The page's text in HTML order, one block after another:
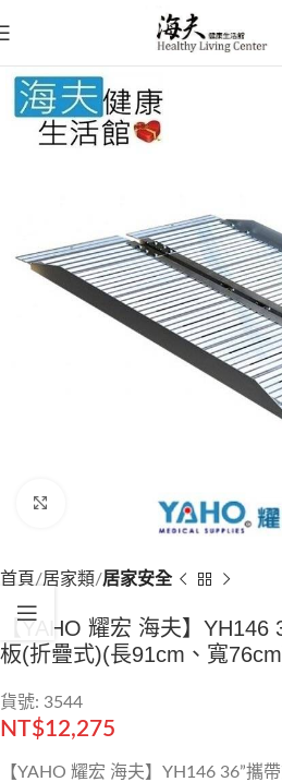
Click to enlarge
首頁 居家類 居家安全
【YAHO 耀宏 海夫】YH146
板(折疊式)(長91cm、寬
貨號: 3544
NT$12,275
【YAHO 耀宏 海夫】YH146 36”攜